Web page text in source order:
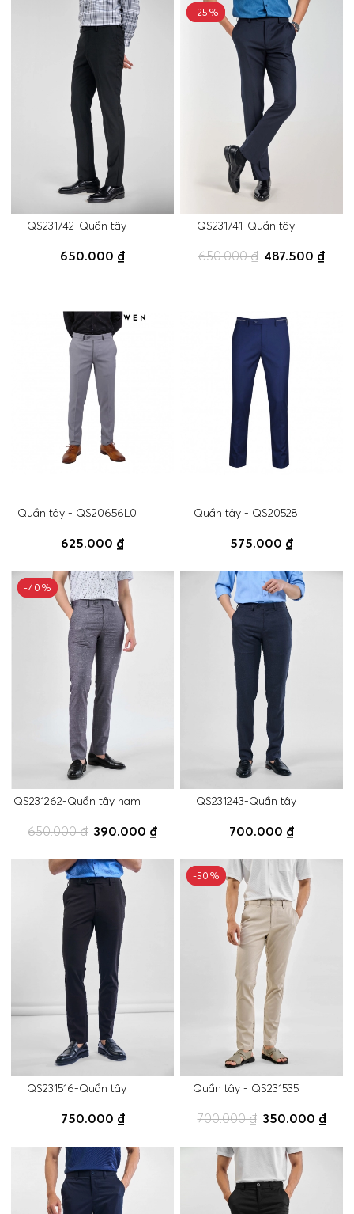
QS231742-Quần tây
650.000 ₫
QS231741-Quần tây
487.500 ₫
-25%
-25%
650.000 ₫
Quần tây - QS20656L0
625.000 ₫
Quần tây - QS20528
575.000 ₫
QS231262-Quần tây nam
390.000 ₫
-40%
-40%
650.000 ₫
QS231243-Quần tây
700.000 ₫
QS231516-Quần tây
750.000 ₫
Quần tây - QS231535
350.000 ₫
-50%
-50%
700.000 ₫